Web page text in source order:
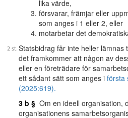
lika värde,
försvarar, främjar eller
som anges i 1 eller 2, eller
motarbetar det
Statsbidrag får inte heller lämnas
det framkommer att någon av
eller en företrädare för
ett sådant sätt som anges i första
(2025:619).
3 b § Om en ideell organisation,
organisationens